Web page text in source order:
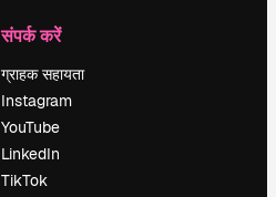
संपर्क करें
ग्राहक सहायता
Instagram
YouTube
LinkedIn
TikTok